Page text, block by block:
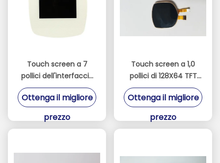
Touch screen a 7
pollici dell'interfaccia
31Pin TFT LCD di LVDS
con il pannello di IPS
Ottenga il migliore
prezzo
Touch screen a 1,0
pollici di 128X64 TFT
LCD con l'interfaccia
di SPI
Ottenga il migliore
prezzo